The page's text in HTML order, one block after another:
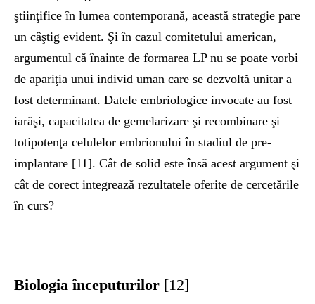
ştiinţifice în lumea contemporană, această strategie pare
un câştig evident. Şi în cazul comitetului american,
argumentul că înainte de formarea LP nu se poate vorbi
de apariţia unui individ uman care se dezvoltă unitar a
fost determinant. Datele embriologice invocate au fost
iarăşi, capacitatea de gemelarizare şi recombinare şi
totipotenţa celulelor embrionului în stadiul de pre-
implantare [11]. Cât de solid este însă acest argument şi
cât de corect integrează rezultatele oferite de cercetările
în curs?
Biologia începuturilor [12]